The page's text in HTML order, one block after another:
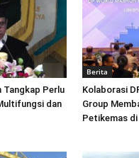
Tangkap Perlu
dan
Berita
Kolaborasi
Group
Petikemas